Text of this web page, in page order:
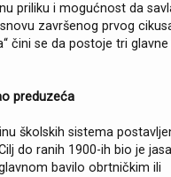
priliku i mogućnost da
završenog prvog
čini se da postoje tri
preduzeća
školskih sistema
do ranih 1900-ih bio je
bavilo obrtničkim ili